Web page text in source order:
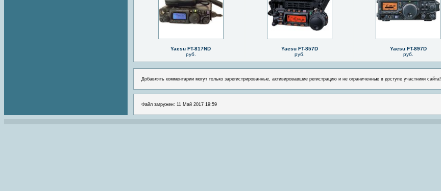
Yaesu FT-817ND
руб.
Yaesu FT-857D
руб.
Yaesu FT-897D
руб.
Добавлять комментарии могут только зарегистрированные, активировавшие регистрацию и не ограниченные в доступе участники сайта!
Файл загружен: 11 Май 2017 19:59